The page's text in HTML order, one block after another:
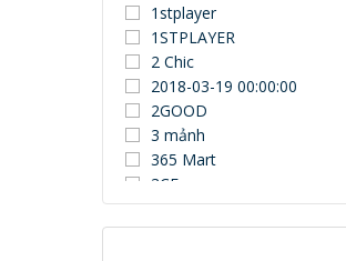
1stplayer
1STPLAYER
2 Chic
2018-03-19 00:00:00
2GOOD
3 mảnh
365 Mart
3CE
3Dconnexion
3DUN